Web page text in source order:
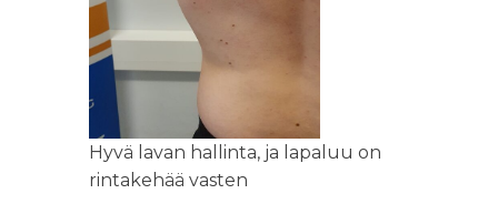
Hyvä lavan hallinta, ja lapaluu on
rintakehää vasten